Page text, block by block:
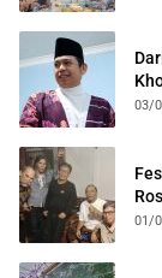
03/
01/